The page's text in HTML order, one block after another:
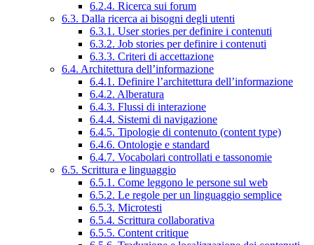
6.2.4. Ricerca sui forum
6.3. Dalla ricerca ai bisogni degli utenti
6.3.1. User stories per definire i contenuti
6.3.2. Job stories per definire i contenuti
6.3.3. Criteri di accettazione
6.4. Architettura dell’informazione
6.4.1. Definire l’architettura dell’informazione
6.4.2. Alberatura
6.4.3. Flussi di interazione
6.4.4. Sistemi di navigazione
6.4.5. Tipologie di contenuto (content type)
6.4.6. Ontologie e standard
6.4.7. Vocabolari controllati e tassonomie
6.5. Scrittura e linguaggio
6.5.1. Come leggono le persone sul web
6.5.2. Le regole per un linguaggio semplice
6.5.3. Microtesti
6.5.4. Scrittura collaborativa
6.5.5. Content critique